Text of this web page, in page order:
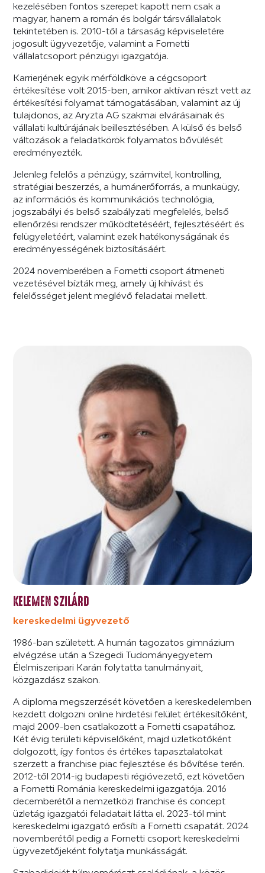
kezelésében fontos szerepet kapott nem csak a
magyar, hanem a román és bolgár társvállalatok
tekintetében is. 2010-től a társaság képviseletére
jogosult ügyvezetője, valamint a Fornetti
vállalatcsoport pénzügyi igazgatója.
Karrierjének egyik mérföldköve a cégcsoport
értékesítése volt 2015-ben, amikor aktívan részt vett az
értékesítési folyamat támogatásában, valamint az új
tulajdonos, az Aryzta AG szakmai elvárásainak és
vállalati kultúrájának beillesztésében. A külső és belső
változások a feladatkörök folyamatos bővülését
eredményezték.
Jelenleg felelős a pénzügy, számvitel, kontrolling,
stratégiai beszerzés, a humánerőforrás, a munkaügy,
az információs és kommunikációs technológia,
jogszabályi és belső szabályzati megfelelés, belső
ellenőrzési rendszer működtetéséért, fejlesztéséért és
felügyeletéért, valamint ezek hatékonyságának és
eredményességének biztosításáért.
2024 novemberében a Fornetti csoport átmeneti
vezetésével bízták meg, amely új kihívást és
felelősséget jelent meglévő feladatai mellett.
KELEMEN SZILÁRD
kereskedelmi ügyvezető
1986-ban született. A humán tagozatos gimnázium
elvégzése után a Szegedi Tudományegyetem
Élelmiszeripari Karán folytatta tanulmányait,
közgazdász szakon.
A diploma megszerzését követően a kereskedelemben
kezdett dolgozni online hirdetési felület értékesítőként,
majd 2009-ben csatlakozott a Fornetti csapatához.
Két évig területi képviselőként, majd üzletkötőként
dolgozott, így fontos és értékes tapasztalatokat
szerzett a franchise piac fejlesztése és bővítése terén.
2012-től 2014-ig budapesti régióvezető, ezt követően
a Fornetti Románia kereskedelmi igazgatója. 2016
decemberétől a nemzetközi franchise és concept
üzletág igazgatói feladatait látta el. 2023-tól mint
kereskedelmi igazgató erősíti a Fornetti csapatát. 2024
novemberétől pedig a Fornetti csoport kereskedelmi
ügyvezetőjeként folytatja munkásságát.